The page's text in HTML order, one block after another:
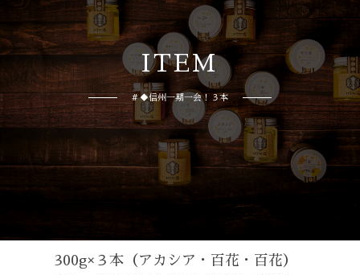
ITEM
# ◆信州一期一会！３本
300g×３本（アカシア・百花・百花）